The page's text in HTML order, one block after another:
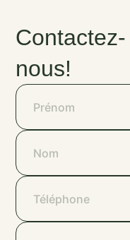
Contactez-
nous!